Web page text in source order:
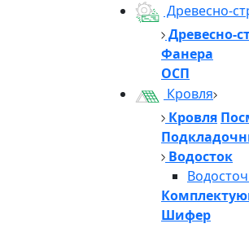
Древесно-
Древесно-
Фанера
ОСП
Кровля
Кровля
Водосток
Шифер